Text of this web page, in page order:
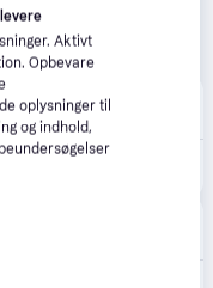
Aktivt
Opbevare
oplysninger til
og indhold,